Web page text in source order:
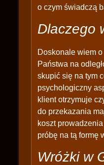
o czym świadczą
Dlaczego
Doskonale wiem
Państwa na
skupić się na tym
psychologiczny
klient otrzymuje
do przekazania
koszt
próbę na tą formę
Wróżki w